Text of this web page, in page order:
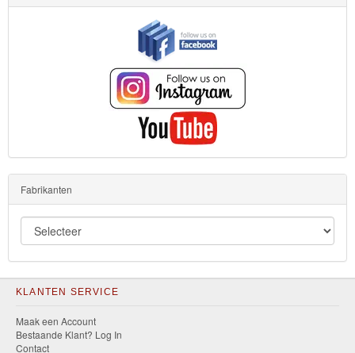
Fabrikanten
KLANTEN SERVICE
Maak een Account
Bestaande Klant? Log In
Contact